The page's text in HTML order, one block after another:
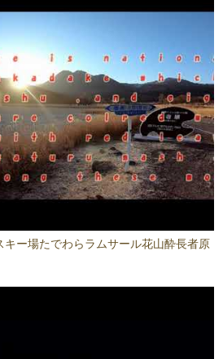
キー場たでわらラムサール花山酔長者原